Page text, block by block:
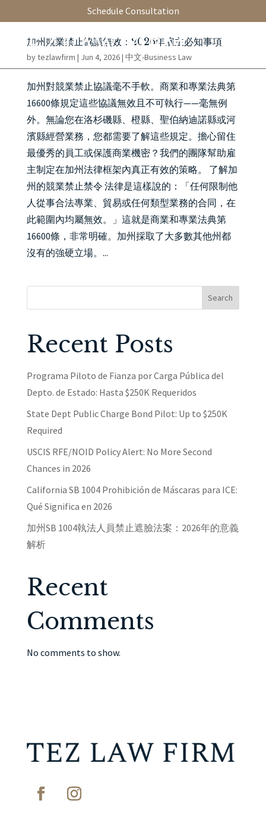
Schedule Consultation
加州競業禁止協議無效：2026年雇主必知事項
bytezlawfirm | Jun 4, 2026| 中文-Business Law
加州對競業禁止協議毫不手軟。商業和專業法典第
16600條規定這些協議無效且不可執行——毫無例
外。無論您在洛杉磯縣、橙縣、聖伯納迪諾縣或河
濱縣經營業務，您都需要了解這些規定。擔心留住
最優秀的員工或保護商業機密？我們的團隊幫助雇
主制定在加州法律框架內真正有效的策略。 了解加
州的競業禁止禁令 法律是這樣說的：「任何限制他
人從事合法專業、貿易或任何類型業務的合同，在
此範圍內均屬無效。」這就是商業和專業法典第
16600條，非常明確。加州採取了大多數其他州都
沒有的強硬立場。...
Search
Recent Posts
Programa Piloto de Fianza por Carga Pública del
Depto. de Estado: Hasta $250K Requeridos
State Dept Public Charge Bond Pilot: Up to $250K
Required
USCIS RFE/NOID Policy Alert: No More Second
Chances in 2026
California SB 1004 Prohibición de Máscaras para ICE:
Qué Significa en 2026
加州SB 1004執法人員禁止遮臉法案：2026年的意義
解析
Recent
Comments
No comments to show.